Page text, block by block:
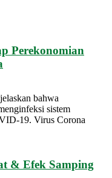
Perekonomian
bahwa
sistem
19. Virus Corona
& Efek Samping